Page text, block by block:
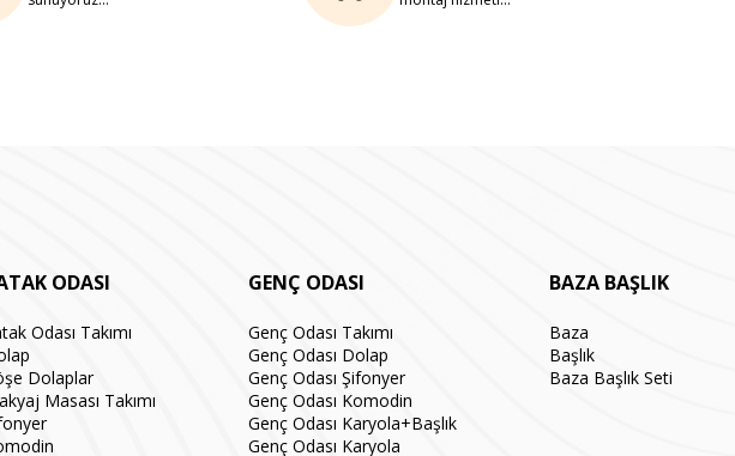
ODASI
Odası Takımı
Dolaplar
Masası Takımı
GENÇ ODASI
Genç Odası Takımı
Genç Odası Dolap
Genç Odası Şifonyer
Genç Odası Komodin
Genç Odası Karyola+Başlık
Genç Odası Karyola
BAZA BAŞLIK
Baza
Başlık
Baza Başlık Seti